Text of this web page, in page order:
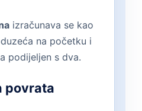
izračunava se kao
na početku i
podijeljen s dva.
povrata